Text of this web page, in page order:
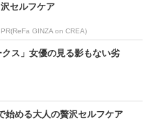
沢セルフケア
PR(ReFa GINZA on CREA)
クス」女優の見る影もない劣
始める大人の贅沢セルフケア